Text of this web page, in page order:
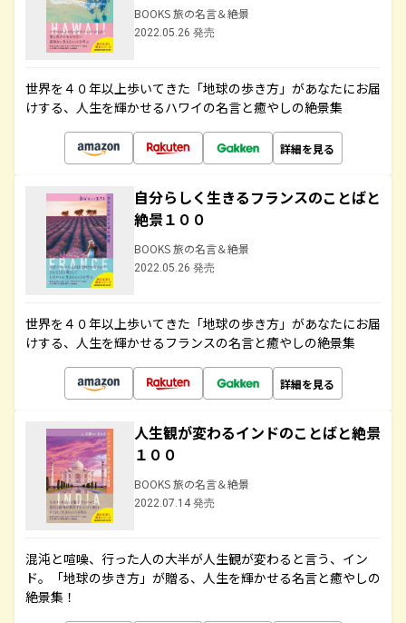
BOOKS 旅の名言＆絶景
2022.05.26 発売
世界を４０年以上歩いてきた「地球の歩き方」があなたにお届
けする、人生を輝かせるハワイの名言と癒やしの絶景集
詳細を見る
自分らしく生きるフランスのことばと
絶景１００
BOOKS 旅の名言＆絶景
2022.05.26 発売
世界を４０年以上歩いてきた「地球の歩き方」があなたにお届
けする、人生を輝かせるフランスの名言と癒やしの絶景集
詳細を見る
人生観が変わるインドのことばと絶景
１００
BOOKS 旅の名言＆絶景
2022.07.14 発売
混沌と喧噪、行った人の大半が人生観が変わると言う、イン
ド。「地球の歩き方」が贈る、人生を輝かせる名言と癒やしの
絶景集！